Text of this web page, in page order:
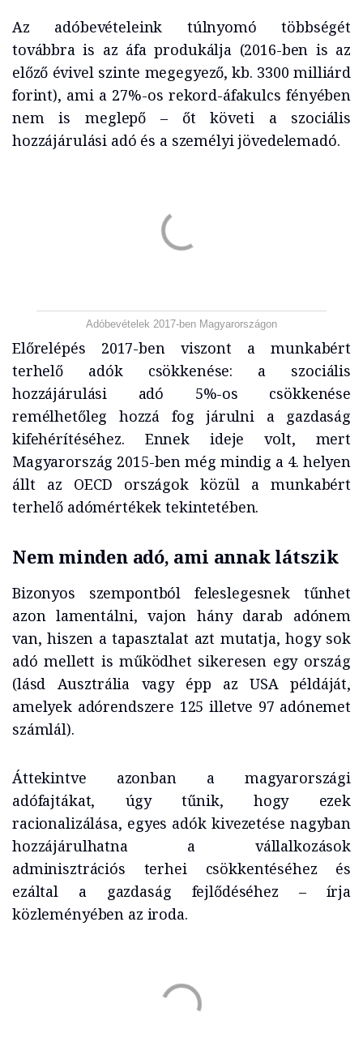
Az adóbevételeink túlnyomó többségét
továbbra is az áfa produkálja (2016-ben is az
előző évivel szinte megegyező, kb. 3300 milliárd
forint), ami a 27%-os rekord-áfakulcs fényében
nem is meglepő – őt követi a szociális
hozzájárulási adó és a személyi jövedelemadó.
Adóbevételek 2017-ben Magyarországon
Előrelépés 2017-ben viszont a munkabért
terhelő adók csökkenése: a szociális
hozzájárulási adó 5%-os csökkenése
remélhetőleg hozzá fog járulni a gazdaság
kifehérítéséhez. Ennek ideje volt, mert
Magyarország 2015-ben még mindig a 4. helyen
állt az OECD országok közül a munkabért
terhelő adómértékek tekintetében.
Nem minden adó, ami annak látszik
Bizonyos szempontból feleslegesnek tűnhet
azon lamentálni, vajon hány darab adónem
van, hiszen a tapasztalat azt mutatja, hogy sok
adó mellett is működhet sikeresen egy ország
(lásd Ausztrália vagy épp az USA példáját,
amelyek adórendszere 125 illetve 97 adónemet
számlál).
Áttekintve azonban a magyarországi
adófajtákat, úgy tűnik, hogy ezek
racionalizálása, egyes adók kivezetése nagyban
hozzájárulhatna a vállalkozások
adminisztrációs terhei csökkentéséhez és
ezáltal a gazdaság fejlődéséhez – írja
közleményében az iroda.